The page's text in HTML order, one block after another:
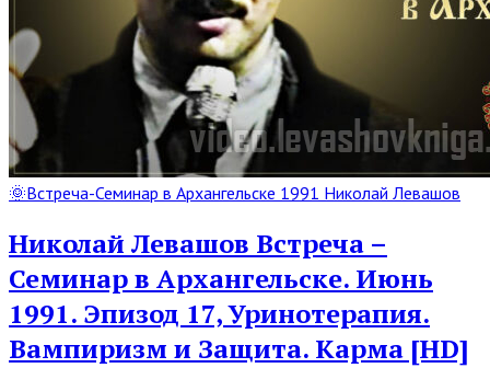
Read
Post
🌞Встреча-Семинар в Архангельске 1991 Николай Левашов
Николай Левашов Встреча –
Семинар в Архангельске. Июнь
1991. Эпизод 17, Уринотерапия.
Вампиризм и Защита. Карма [HD]